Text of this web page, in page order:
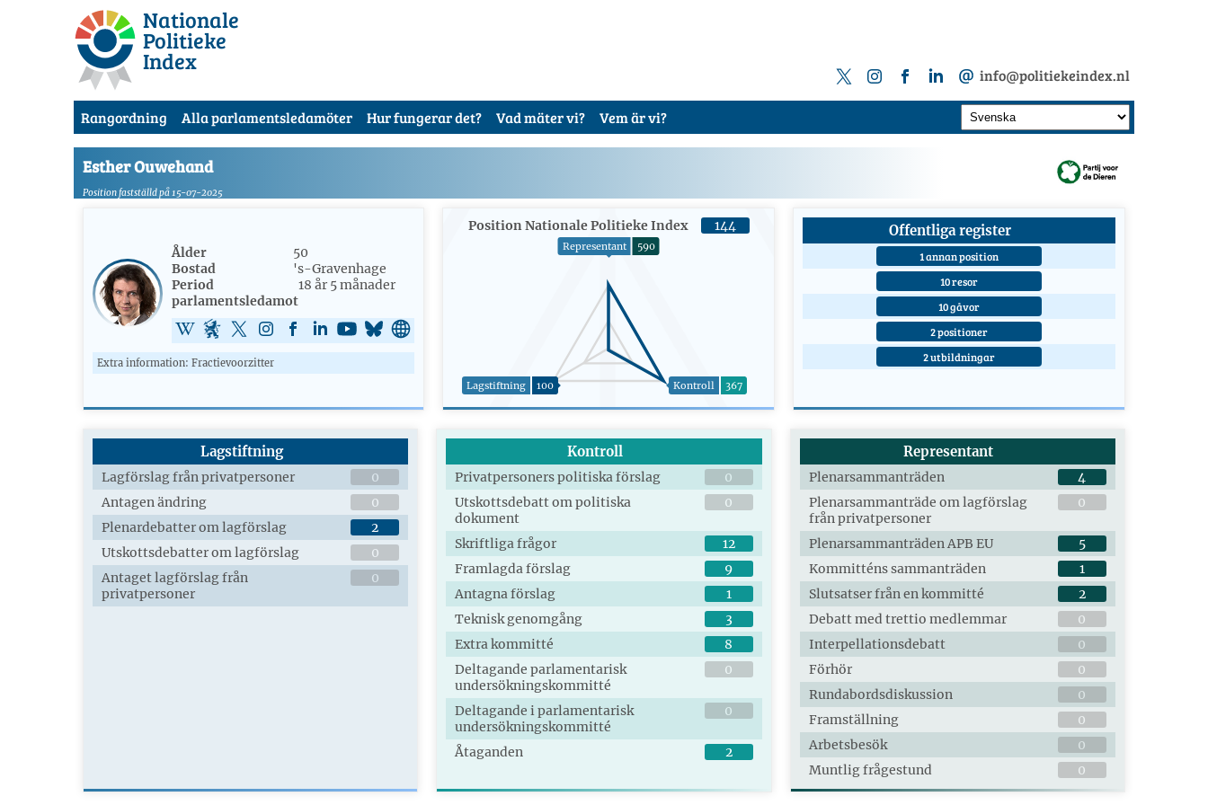
Nationale
Politieke
Index info@politiekeindex.nl
Rangordning Alla parlamentsledamöter Hur fungerar det? Vad mäter vi? Vem är vi?
Esther Ouwehand
Position fastställd på 15-07-2025
Ålder
50
Bostad
's-Gravenhage
Period
parlamentsledamot
18 år 5 månader
Extra information: Fractievoorzitter
Position Nationale Politieke Index 144
Lagstiftning 100
Representant 590
Kontroll 367
Offentliga register
1 annan position
10 resor
10 gåvor
2 positioner
2 utbildningar
Lagstiftning
Lagförslag från privatpersoner
0
Antagen ändring
0
Plenardebatter om lagförslag
2
Utskottsdebatter om lagförslag
0
Antaget lagförslag från
privatpersoner
0
Kontroll
Privatpersoners politiska förslag
0
Utskottsdebatt om politiska
dokument
0
Skriftliga frågor
12
Framlagda förslag
9
Antagna förslag
1
Teknisk genomgång
3
Extra kommitté
8
Deltagande parlamentarisk
undersökningskommitté
0
Deltagande i parlamentarisk
undersökningskommitté
0
Åtaganden 2
Representant
Plenarsammanträden
4
Plenarsammanträde om lagförslag
från privatpersoner
0
Plenarsammanträden APB EU
5
Kommitténs sammanträden
1
Slutsatser från en kommitté
2
Debatt med trettio medlemmar
0
Interpellationsdebatt
0
Förhör
0
Rundabordsdiskussion
0
Framställning
0
Arbetsbesök
0
Muntlig frågestund
0